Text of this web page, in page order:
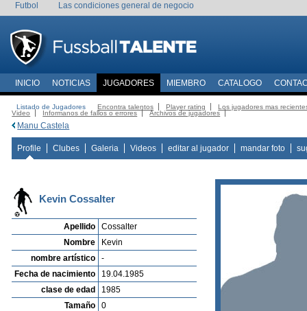
Futbol Las condiciones general de negocio
INICIO NOTICIAS JUGADORES MIEMBRO CATALOGO
Listado de Jugadores Encontra talentos Player rating
Los jugadores mas
Video
Informanos de fallos o errores Archivos de jugadores
Manu Castela
Profile Clubes Galeria Videos editar al jugador mandar foto
Kevin Cossalter
Apellido
Cossalter
Nombre
Kevin
nombre artístico
-
Fecha de nacimiento
19.04.1985
clase de edad
1985
Tamaño
0